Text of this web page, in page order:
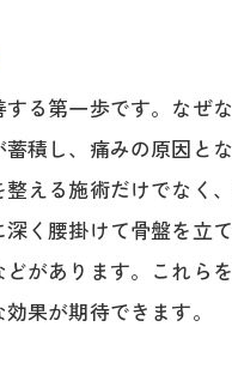
る第一歩です。なぜ
積し、痛みの原因と
える施術だけでなく
く腰掛けて骨盤を立
があります。これら
果が期待できます。